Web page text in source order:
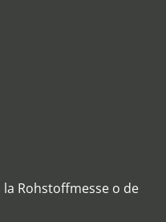
Rohstoffmesse o de